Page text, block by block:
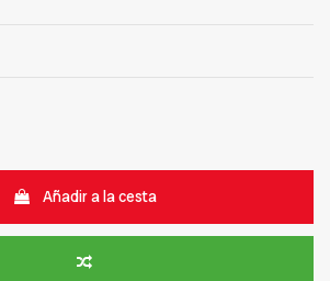
Añadir a la cesta